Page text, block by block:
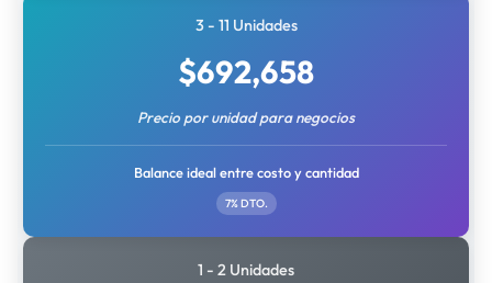
3 - 11 Unidades
$692,658
Precio por unidad para negocios
Balance ideal entre costo y cantidad
7% DTO.
1 - 2 Unidades